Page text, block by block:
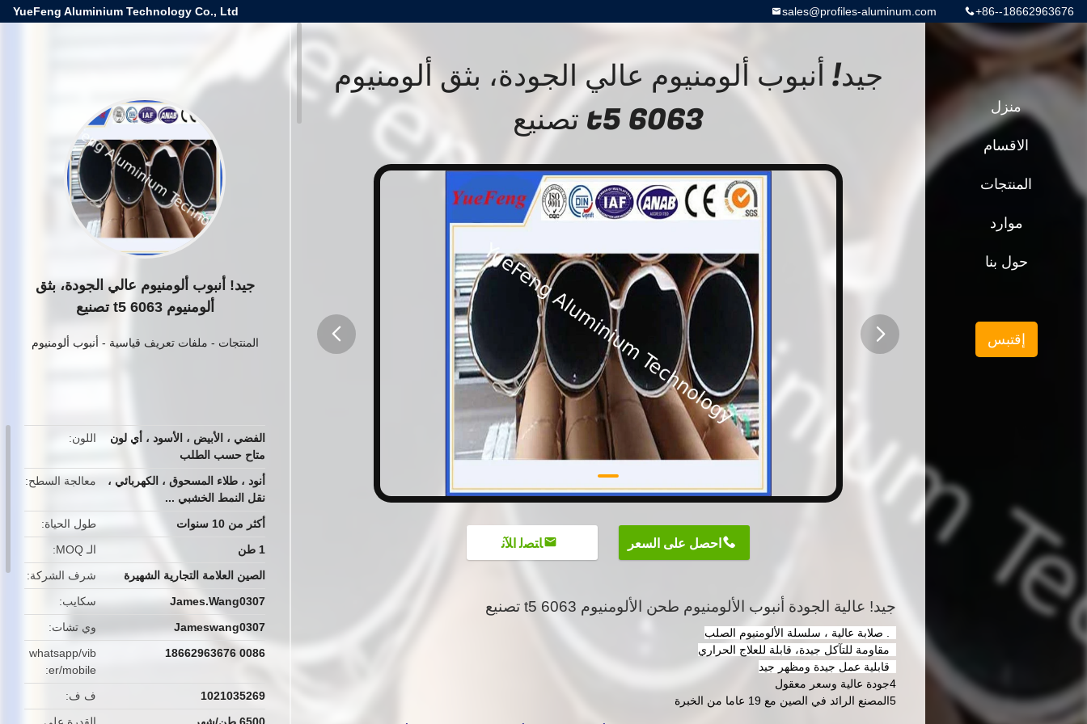
YueFeng Aluminium Technology Co., Ltd +86--18662963676
sales@profiles-aluminum.com
جيد! أنبوب ألومنيوم عالي الجودة، بثق
ألومنيوم 6063 t5 تصنيع
المنتجات - ملفات تعريف قياسية - أنبوب ألومنيوم
اللون
الفضي ، الأبيض ، الأسود ، أي لون
متاح حسب الطلب
معالجة السطح
أنود ، طلاء المسحوق ، الكهربائي ،
نقل النمط الخشبي ...
طول الحياة
أكثر من 10 سنوات
الـ MOQ
1 طن
شرف الشركة
الصين العلامة التجارية الشهيرة
سكايب
James.Wang0307
وي تشات
Jameswang0307
whatsapp/vib
er/mobile
0086 18662963676
ف ف
1021035269
جيد! أنبوب ألومنيوم عالي الجودة، بثق ألومنيوم
6063 t5 تصنيع
احصل على السعر ﺎﺘﺼﻟ ﺍﻶﻧ
جيد! عالية الجودة أنبوب الألومنيوم طحن الألومنيوم 6063 t5 تصنيع
4جودة عالية وسعر معقول
5المصنع الرائد في الصين مع 19 عاما من الخبرة
منزل
الاقسام
المنتجات
موارد
حول بنا
إقتبس